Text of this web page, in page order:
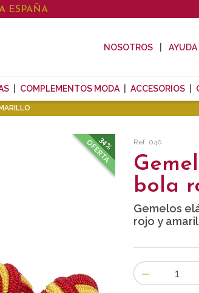
ESPAÑA
NOSOTROS AYUDA
COMPLEMENTOS MODA ACCESORIOS
34%
OFERTA Ref: 040
bola
Gemelos
rojo y
Número
de